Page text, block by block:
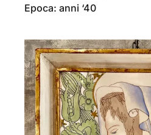
Epoca: anni ‘40